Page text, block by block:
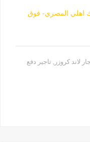
اهلي المصري- فوق
لاند كروزر , تاجير دفع